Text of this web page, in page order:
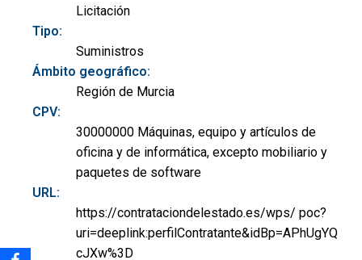
Licitación
Tipo:
Suministros
Ámbito geográfico:
Región de Murcia
CPV:
30000000 Máquinas, equipo y artículos de
oficina y de informática, excepto mobiliario y
paquetes de software
URL:
https://contrataciondelestado.es/wps/ poc?
uri=deeplink:perfilContratante&idBp=APhUgYQ
cJXw%3D